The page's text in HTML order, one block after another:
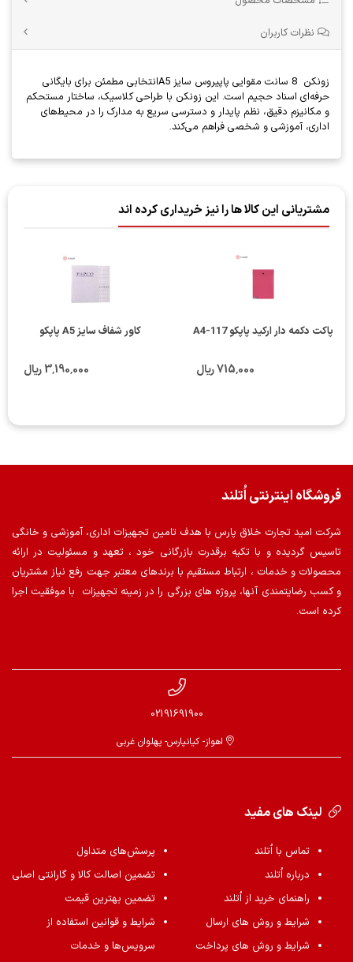
نظرات کاربران
زونکن 8 سانت مقوایی پاپیروس سایز A5انتخابی مطمئن برای بایگانی
حرفه‌ای اسناد حجیم است. این زونکن با طراحی کلاسیک، ساختار مستحکم
و مکانیزم دقیق، نظم پایدار و دسترسی سریع به مدارک را در محیط‌های
اداری، آموزشی و شخصی فراهم می‌کند.
مشتریانی این کالا ها را نیز خریداری کرده اند
پاکت دکمه دار ارکید پاپکو A4-117
715٬000 ریال
کاور شفاف سایز A5 پاپکو
3٬190٬000 ریال
فروشگاه اینترنتی اُتلند
شرکت امید تجارت خلاق پارس با هدف تامین تجهیزات اداری، آموزشی و خانگی
تاسیس گردیده و با تکیه برقدرت بازرگانی خود ، تعهد و مسئولیت در ارائه
محصولات و خدمات ، ارتباط مستقیم با برندهای معتبر جهت رفع نیاز مشتریان
و کسب رضایتمندی آنها، پروژه های بزرگی را در زمینه تجهیزات با موفقیت اجرا
کرده است.
02191691900
اهواز- کیانپارس- پهلوان غربی
لینک های مفید
تماس با اُتلند
درباره اُتلند
راهنمای خرید از اُتلند
شرایط و روش های ارسال
شرایط و روش های پرداخت
پرسش‌های متداول
تضمین اصالت کالا و گارانتی اصلی
تضمین بهترین قیمت
شرایط و قوانین استفاده از
سرویس‌ها و خدمات